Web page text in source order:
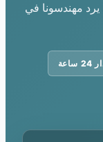
مهندسونا في